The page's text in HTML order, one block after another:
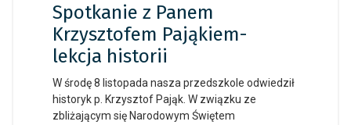
Spotkanie z Panem
Krzysztofem Pająkiem-
lekcja historii
W środę 8 listopada nasza przedszkole odwiedził
historyk p. Krzysztof Pająk. W związku ze
zbliżającym się Narodowym Świętem